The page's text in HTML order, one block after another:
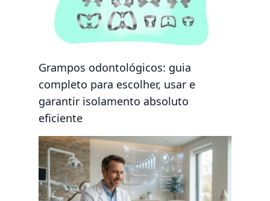
Grampos odontológicos: guia
completo para escolher, usar e
garantir isolamento absoluto
eficiente